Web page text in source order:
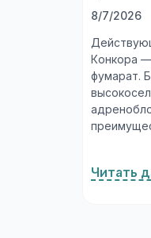
8/7/2026
Конкора
фумарат.
Читать